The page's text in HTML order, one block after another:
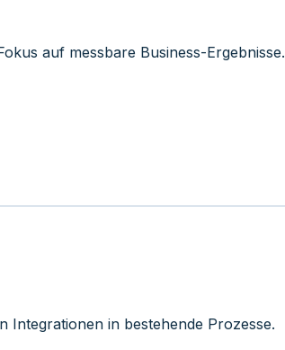
auf messbare Business-Ergebnisse.
Integrationen in bestehende Prozesse.